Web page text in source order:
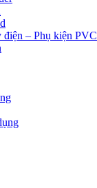
điện – Phụ kiện PVC